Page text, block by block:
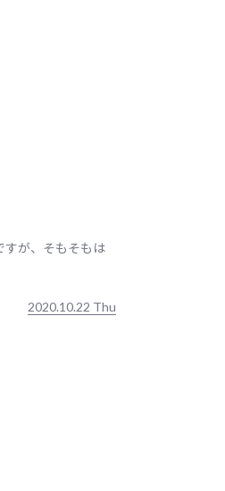
すが、そもそもは
2020.10.22 Thu